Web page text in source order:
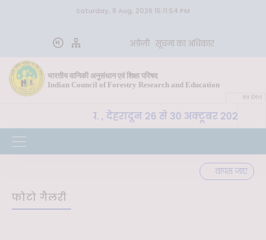
Saturday, 8 Aug, 2026 15:11:54 PM
अंग्रेज़ी सूचना का अधिकार
भारतीय वानिकी अनुसंधान एवं शिक्षा परिषद
Indian Council of Forestry Research and Education
वेब ईमेल
भा. वा. अ. शि. प. , देहरादून 26 से 30 अक्टूबर 2026 तक
वापस जाएं
फोटो गैलरी